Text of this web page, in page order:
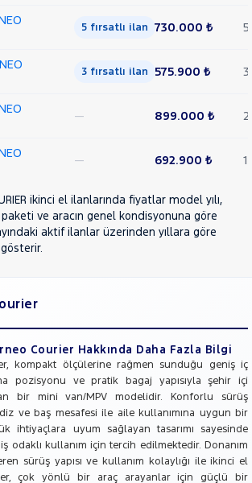
5 fırsatlı ilan 730.000 ₺ 5
3 fırsatlı ilan 575.900 ₺ 3
— 899.000 ₺ 2
— 692.900 ₺ 1
ikinci el ilanlarında fiyatlar model yılı,
ve aracın genel kondisyonuna göre
aktif ilanlar üzerinden yıllara göre
Courier Hakkında Daha Fazla Bilgi
kompakt ölçülerine rağmen sunduğu geniş iç
pozisyonu ve pratik bagaj yapısıyla şehir içi
bir mini van/MPV modelidir. Konforlu sürüş
ve baş mesafesi ile aile kullanımına uygun bir
ihtiyaçlara uyum sağlayan tasarımı sayesinde
odaklı kullanım için tercih edilmektedir. Donanım
sürüş yapısı ve kullanım kolaylığı ile ikinci el
çok yönlü bir araç arayanlar için güçlü bir